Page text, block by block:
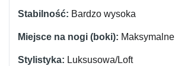
Bardzo wysoka
Maksymalne
Luksusowa/Loft